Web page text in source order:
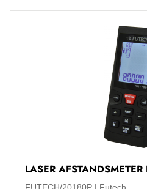
LASER